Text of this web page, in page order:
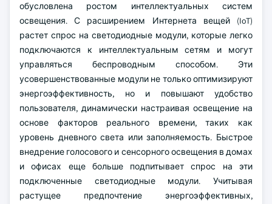
обусловлена ростом интеллектуальных систем
освещения. С расширением Интернета вещей (IoT)
растет спрос на светодиодные модули, которые легко
подключаются к интеллектуальным сетям и могут
управляться беспроводным способом. Эти
усовершенствованные модули не только оптимизируют
энергоэффективность, но и повышают удобство
пользователя, динамически настраивая освещение на
основе факторов реального времени, таких как
уровень дневного света или заполняемость. Быстрое
внедрение голосового и сенсорного освещения в домах
и офисах еще больше подпитывает спрос на эти
подключенные светодиодные модули. Учитывая
растущее предпочтение энергоэффективных,